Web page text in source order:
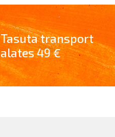
Tasuta transport
alates 49 €